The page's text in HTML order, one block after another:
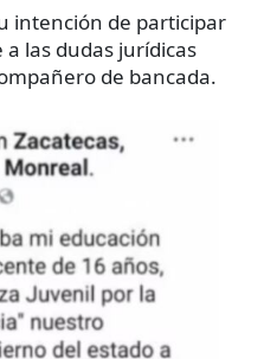
intención de participar
las dudas jurídicas
de bancada.